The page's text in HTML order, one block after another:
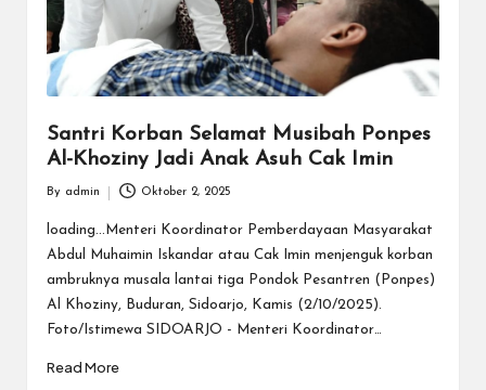
Santri Korban Selamat Musibah Ponpes
Al-Khoziny Jadi Anak Asuh Cak Imin
by
By admin Oktober 2, 2025
loading...Menteri Koordinator Pemberdayaan Masyarakat
Abdul Muhaimin Iskandar atau Cak Imin menjenguk korban
ambruknya musala lantai tiga Pondok Pesantren (Ponpes)
Al Khoziny, Buduran, Sidoarjo, Kamis (2/10/2025).
Foto/Istimewa SIDOARJO - Menteri Koordinator…
Read More